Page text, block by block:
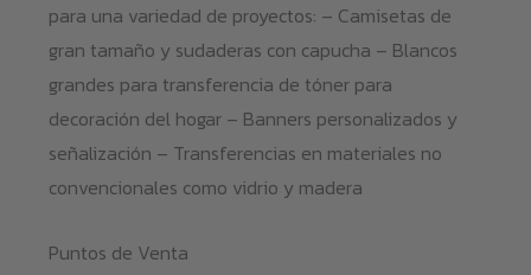
para una variedad de proyectos: – Camisetas de
gran tamaño y sudaderas con capucha – Blancos
grandes para transferencia de tóner para
decoración del hogar – Banners personalizados y
señalización – Transferencias en materiales no
convencionales como vidrio y madera
Puntos de Venta